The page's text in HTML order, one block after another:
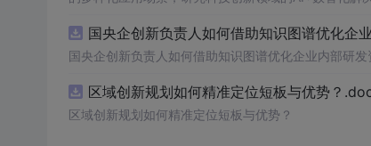
国央企创新负责人如何借助知识图谱优化企
国央企创新负责人如何借助知识图谱优化企业内部研发
区域创新规划如何精准定位短板与优势？
区域创新规划如何精准定位短板与优势？